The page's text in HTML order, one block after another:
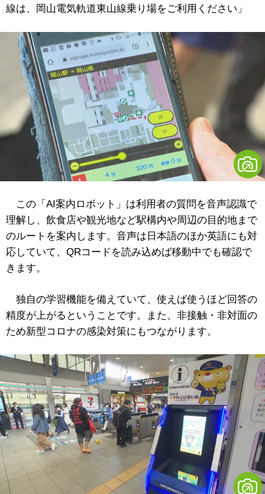
線は、岡山電気軌道東山線乗り場をご利用ください」
この「AI案内ロボット」は利用者の質問を音声認識で
理解し、飲食店や観光地など駅構内や周辺の目的地まで
のルートを案内します。音声は日本語のほか英語にも対
応していて、QRコードを読み込めば移動中でも確認で
きます。
独自の学習機能を備えていて、使えば使うほど回答の
精度が上がるということです。また、非接触・非対面の
ため新型コロナの感染対策にもつながります。